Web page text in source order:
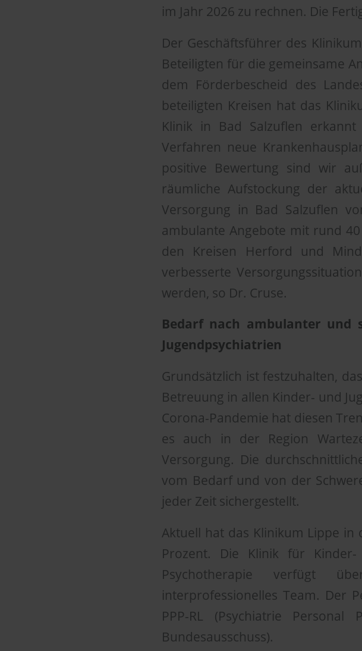
im Jahr 2026 zu rechnen. Die
Der Geschäftsführer des
Beteiligten für die gemeinsame
dem Förderbescheid des
beteiligten Kreisen hat das
Klinik in Bad Salzuflen
Verfahren neue
positive Bewertung sind wir
räumliche Aufstockung der
Versorgung in Bad Salzuflen
ambulante Angebote mit rund
den Kreisen Herford und
verbesserte
werden, so Dr. Cruse.
Bedarf nach ambulanter und
Jugendpsychiatrien
Grundsätzlich ist festzuhalten,
Betreuung in allen Kinder- und
Corona-Pandemie hat diesen
es auch in der Region
Versorgung. Die
vom Bedarf und von der
jeder Zeit sichergestellt.
Aktuell hat das Klinikum Lippe in
Prozent. Die Klinik für Kinder-
Psychotherapie verfügt
interprofessionelles Team. Der
PPP-RL (Psychiatrie
Bundesausschuss).